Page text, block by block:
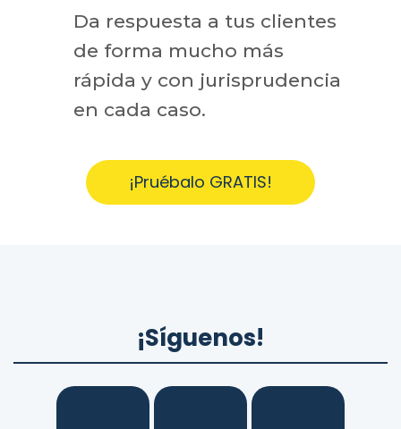
Da respuesta a tus clientes
de forma mucho más
rápida y con jurisprudencia
en cada caso.
¡Pruébalo GRATIS!
¡Síguenos!